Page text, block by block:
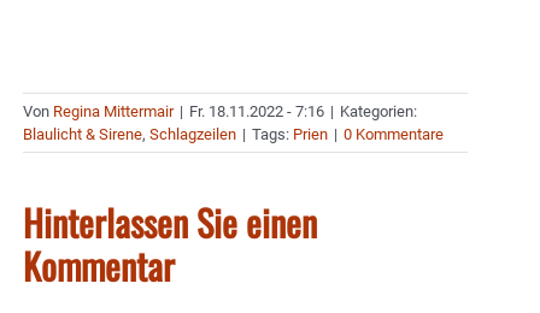
Von Regina Mittermair | Fr. 18.11.2022 - 7:16 | Kategorien:
Blaulicht & Sirene, Schlagzeilen | Tags: Prien | 0 Kommentare
Hinterlassen Sie einen
Kommentar